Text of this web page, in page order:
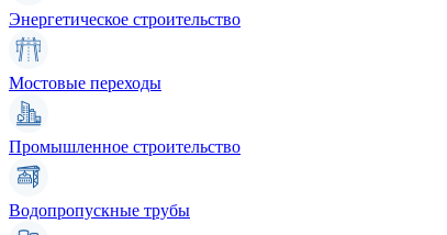
Энергетическое строительство
Мостовые переходы
Промышленное строительство
Водопропускные трубы